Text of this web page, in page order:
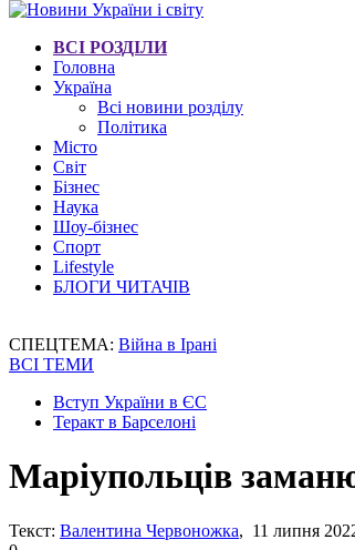
ВСІ РОЗДІЛИ
Головна
Україна
Всі новини розділу
Політика
Місто
Світ
Бізнес
Наука
Шоу-бізнес
Спорт
Lifestyle
БЛОГИ ЧИТАЧІВ
СПЕЦТЕМА: Війна в Ірані
ВСІ ТЕМИ
Вступ України в ЄС
Теракт в Барселоні
Маріупольців
Текст: Валентина Червоножка, 11 липня